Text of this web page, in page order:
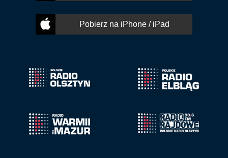
Pobierz na iPhone / iPad